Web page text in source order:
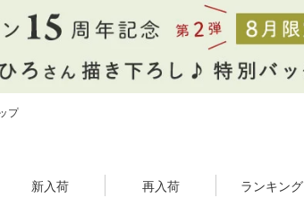
プ
新入荷 再入荷 ランキング